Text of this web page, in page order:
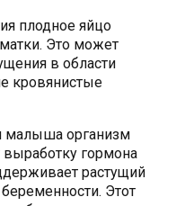
плодное яйцо
Это может
в области
кровянистые
малыша организм
гормона
растущий
Этот